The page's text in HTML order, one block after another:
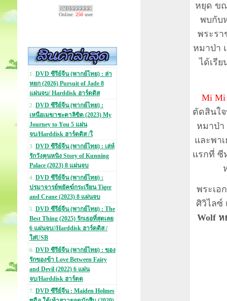
Online: 250 user
1. DVD ซีรีย์จีน (พากย์ไทย) : ล่า
หยก (2026) Pursuit of Jade 8
แผ่นจบ/ Harddisk ฮาร์ดดิส
2. DVD ซีรีย์จีน (พากย์ไทย) :
เหนือเมฆาชะตาลิขิต (2023) My
Journey to You 5 แผ่น
จบ/Harddisk ฮาร์ดดิส /ใ
3. DVD ซีรีย์จีน (พากย์ไทย) : เล่ห์
รักวังคุนหนิง Story of Kunning
Palace (2023) 8 แผ่นจบ
4. DVD ซีรีย์จีน (พากย์ไทย) :
ปรมาจารย์พยัคฆ์กระเรียน Tiger
and Crane (2023) 8 แผ่นจบ
5. DVD ซีรีย์จีน (พากย์ไทย) : The
Best Thing (2025) รักเธอที่สุดเลย
6 แผ่นจบ//Harddisk ฮาร์ดดิส /
ใส่USB
6. DVD ซีรีย์จีน (พากย์ไทย) : ของ
รักของข้า Love Between Fairy
and Devil (2022) 6 แผ่น
จบ/Harddisk ฮาร์ดด
7. DVD ซีรีย์จีน : Maiden Holmes
หยุด ขณ
พบกับ
พระรา
หมาป่า
ได้เรี
Mi Mi
ตัดสินใ
หมาป่า
และพา
แรกที่ ซี
พระเอ
ศิวิไล
Wolf ห